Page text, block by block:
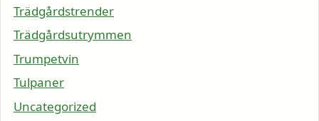
Trädgårdstrender
Trädgårdsutrymmen
Trumpetvin
Tulpaner
Uncategorized